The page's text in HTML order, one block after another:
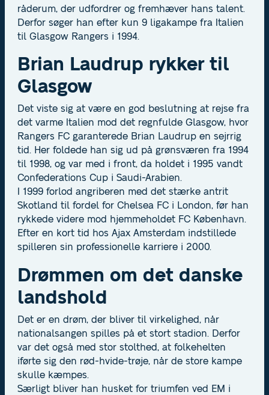
råderum, der udfordrer og fremhæver hans talent.
Derfor søger han efter kun 9 ligakampe fra Italien
til Glasgow Rangers i 1994.
Brian Laudrup rykker til
Glasgow
Det viste sig at være en god beslutning at rejse fra
det varme Italien mod det regnfulde Glasgow, hvor
Rangers FC garanterede Brian Laudrup en sejrrig
tid. Her foldede han sig ud på grønsværen fra 1994
til 1998, og var med i front, da holdet i 1995 vandt
Confederations Cup i Saudi-Arabien.
I 1999 forlod angriberen med det stærke antrit
Skotland til fordel for Chelsea FC i London, før han
rykkede videre mod hjemmeholdet FC København.
Efter en kort tid hos Ajax Amsterdam indstillede
spilleren sin professionelle karriere i 2000.
Drømmen om det danske
landshold
Det er en drøm, der bliver til virkelighed, når
nationalsangen spilles på et stort stadion. Derfor
var det også med stor stolthed, at folkehelten
iførte sig den rød-hvide-trøje, når de store kampe
skulle kæmpes.
Særligt bliver han husket for triumfen ved EM i